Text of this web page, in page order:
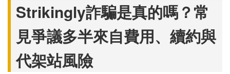
Strikingly詐騙是真的嗎？常
見爭議多半來自費用、續約與
代架站風險